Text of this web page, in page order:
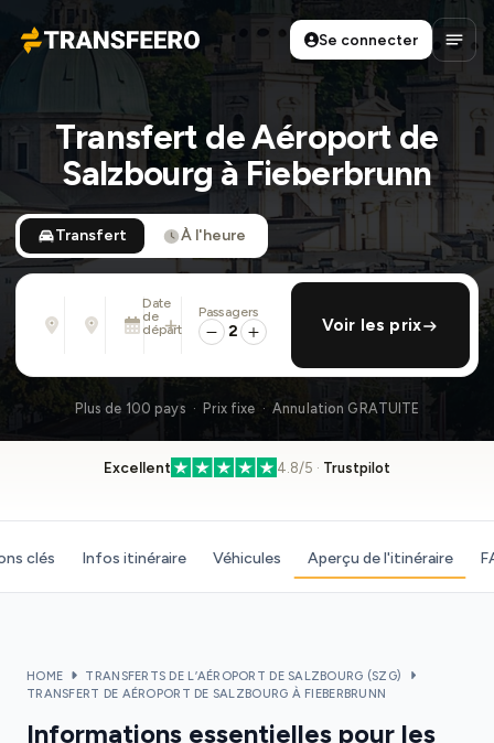
Transfeero
Se connecter
Transfert de Aéroport de
Salzbourg à Fieberbrunn
Transfert À l'heure
Adresse, aéroport, hôtel, ...
Adresse, aéroport, hôtel, ...
Date
de
départ
Dim. 9 Août · 01:45 PM
ajouter retour
Passagers
2 Voir les prix
Plus de 100 pays · Prix fixe · Annulation GRATUITE
Excellent 4.8/5 · Trustpilot
clés Infos itinéraire Véhicules Aperçu de l'itinéraire
HOME
TRANSFERTS DE L’AÉROPORT DE SALZBOURG (SZG)
TRANSFERT DE AÉROPORT DE SALZBOURG À FIEBERBRUNN
Informations essentielles pour les